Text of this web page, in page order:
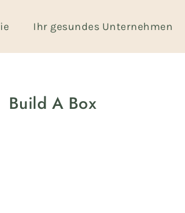
Ihr gesundes Unternehmen
Build A Box